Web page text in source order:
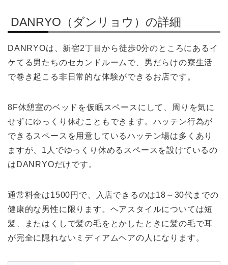
DANRYO（ダンリョウ）の詳細
DANRYOは、新宿2丁目から徒歩0分のところにあるイ
ケてる男たちのセカンドルームで、男だらけの寮生活
で巻き起こる非日常的な体験ができるお店です。
8F休憩室のベッドを仮眠スペースにして、周りを気に
せずにゆっくり休むこともできます。ハッテン行為が
できるスペースを用意しているハッテン場は多くあり
ますが、1人でゆっくり休めるスペースを設けているの
はDANRYOだけです。
通常料金は1500円で、入店できるのは18～30代までの
健康的な男性に限ります。ヘアスタイルについては短
髪、またはくしで髪の毛をとかしたときに髪の毛で耳
が完全に隠れないミディアムヘアの人になります。